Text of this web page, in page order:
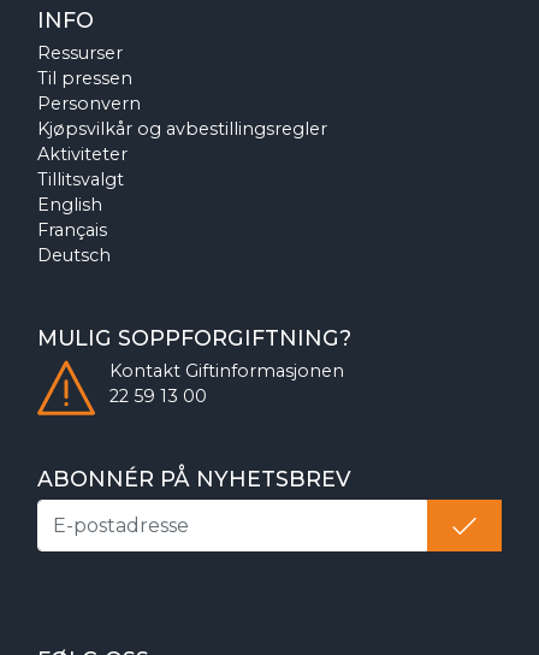
INFO
Ressurser
Til pressen
Personvern
Kjøpsvilkår og avbestillingsregler
Aktiviteter
Tillitsvalgt
English
Français
Deutsch
MULIG SOPPFORGIFTNING?
Kontakt Giftinformasjonen
22 59 13 00
ABONNÉR PÅ NYHETSBREV